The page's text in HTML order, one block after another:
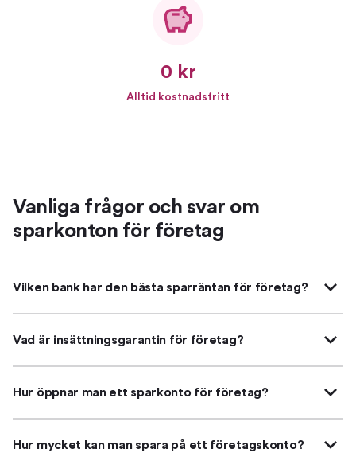
0 kr
Alltid kostnadsfritt
Vanliga frågor och svar om
sparkonton för företag
Vilken bank har den bästa sparräntan för företag?
Vad är insättningsgarantin för företag?
Hur öppnar man ett sparkonto för företag?
Hur mycket kan man spara på ett företagskonto?